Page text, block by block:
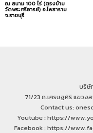
ณ สนาม 100 ไร่ (ตรงข้าม
วัดพระศรีอารย์) อ.โพธาราม
จ.ราชบุรี
บริษั
71/23 ถ.เศรษฐศิริ แขวง
Contact us:
Youtube : https://
Facebook : https://